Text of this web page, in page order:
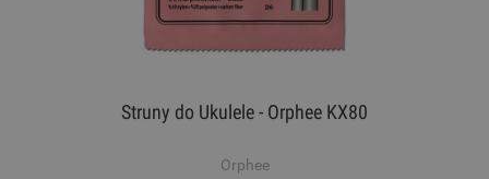
Struny do Ukulele - Orphee KX80
Orphee